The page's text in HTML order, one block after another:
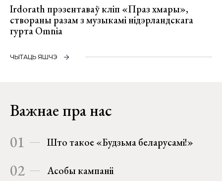
Irdorath прэзентаваў кліп «Праз хмары»,
створаны разам з музыкамі нідэрландскага
гурта Omnia
ЧЫТАЦЬ ЯШЧЭ
Важнае пра нас
01 Што такое «Будзьма беларусамі!»
02 Асобы кампаніі